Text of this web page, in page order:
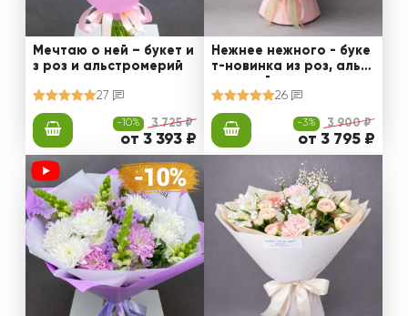
Мечтаю о ней – букет и
з роз и альстромерий
27
-10% 3 725 ₽
от 3 393 ₽
Нежнее нежного - буке
т-новинка из роз, альст
ромерий и калл
26
-3% 3 900 ₽
от 3 795 ₽